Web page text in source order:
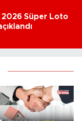
Süper Loto